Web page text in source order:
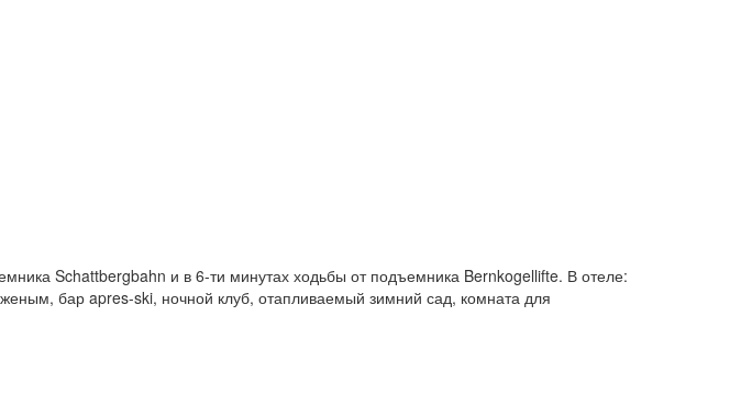
Schattbergbahn и в 6-ти минутах ходьбы от подъемника Bernkogellifte. В отеле:
бар apres-ski, ночной клуб, отапливаемый зимний сад, комната для